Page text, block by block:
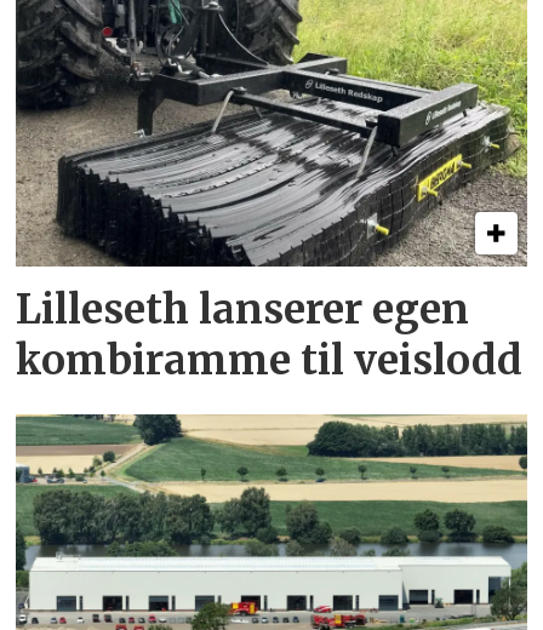
Lilleseth lanserer egen
kombi­ramme til veislodd